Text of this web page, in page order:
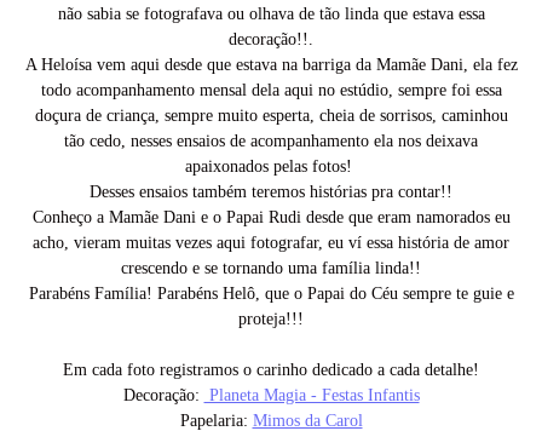
não sabia se fotografava ou olhava de tão linda que estava essa
decoração!!.
A Heloísa vem aqui desde que estava na barriga da Mamãe Dani, ela fez
todo acompanhamento mensal dela aqui no estúdio, sempre foi essa
doçura de criança, sempre muito esperta, cheia de sorrisos, caminhou
tão cedo, nesses ensaios de acompanhamento ela nos deixava
apaixonados pelas fotos!
Desses ensaios também teremos histórias pra contar!!
Conheço a Mamãe Dani e o Papai Rudi desde que eram namorados eu
acho, vieram muitas vezes aqui fotografar, eu ví essa história de amor
crescendo e se tornando uma família linda!!
Parabéns Família! Parabéns Helô, que o Papai do Céu sempre te guie e
proteja!!!
Em cada foto registramos o carinho dedicado a cada detalhe!
Decoração: Planeta Magia - Festas Infantis
Papelaria: Mimos da Carol